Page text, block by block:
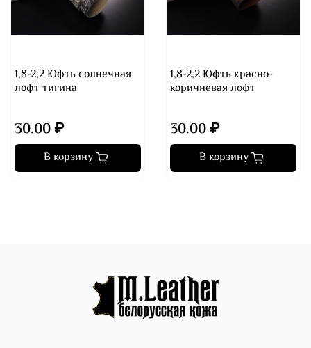
1,8-2,2 Юфть солнечная
лофт тигина
30.00 ₽
В корзину
1,8-2,2 Юфть красно-
коричневая лофт
30.00 ₽
В корзину